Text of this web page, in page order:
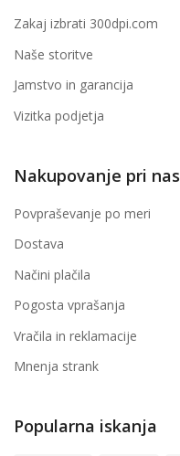
Zakaj izbrati 300dpi.com
Naše storitve
Jamstvo in garancija
Vizitka podjetja
Nakupovanje pri nas
Povpraševanje po meri
Dostava
Načini plačila
Pogosta vprašanja
Vračila in reklamacije
Mnenja strank
Popularna iskanja